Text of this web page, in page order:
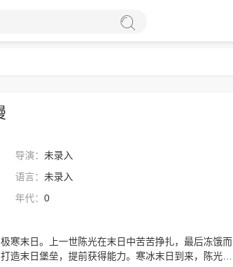
导演： 未录入
语言： 未录入
年代： 0
寒末日。上一世陈光在末日中苦苦挣扎，最后冻饿而
造末日堡垒，提前获得能力。寒冰末日到来，陈光躺